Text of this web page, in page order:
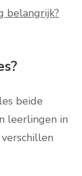
belangrijk?
beide
leerlingen in